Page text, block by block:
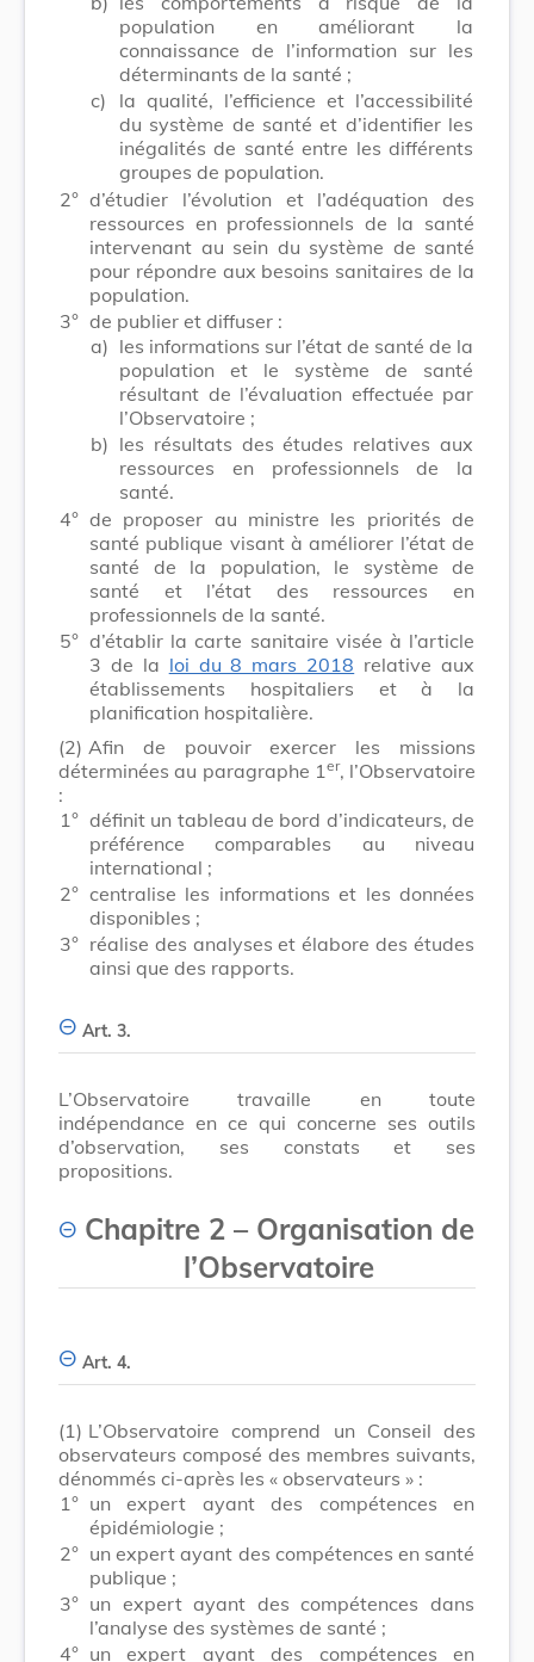
population en améliorant la
connaissance de l’information sur les
déterminants de la santé ;
c)
la qualité, l’efficience et l’accessibilité
du système de santé et d’identifier les
inégalités de santé entre les différents
groupes de population.
2° d’étudier l’évolution et l’adéquation des
ressources en professionnels de la santé
intervenant au sein du système de santé
pour répondre aux besoins sanitaires de la
population.
3° de publier et diffuser :
a) les informations sur l’état de santé de la
population et le système de santé
résultant de l’évaluation effectuée par
l’Observatoire ;
b) les résultats des études relatives aux
ressources en professionnels de la
santé.
4° de proposer au ministre les priorités de
santé publique visant à améliorer l’état de
santé de la population, le système de
santé et l’état des ressources en
professionnels de la santé.
5° d’établir la carte sanitaire visée à l’article
3 de la loi du 8 mars 2018 relative aux
établissements hospitaliers et à la
planification hospitalière.
(2) Afin de pouvoir exercer les missions
déterminées au paragraphe 1 er, l’Observatoire
:
1° définit un tableau de bord d’indicateurs, de
préférence comparables au niveau
international ;
2° centralise les informations et les données
disponibles ;
3° réalise des analyses et élabore des études
ainsi que des rapports.
Art. 3.
L’Observatoire travaille en toute
indépendance en ce qui concerne ses outils
d’observation, ses constats et ses
propositions.
Chapitre 2 – Organisation de
l’Observatoire
Art. 4.
(1) L’Observatoire comprend un Conseil des
observateurs composé des membres suivants,
dénommés ci-après les « observateurs » :
1° un expert ayant des compétences en
épidémiologie ;
2° un expert ayant des compétences en santé
publique ;
3° un expert ayant des compétences dans
l’analyse des systèmes de santé ;
4° un expert ayant des compétences en